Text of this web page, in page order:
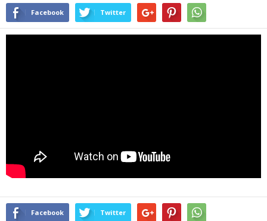
Facebook Twitter
Facebook Twitter